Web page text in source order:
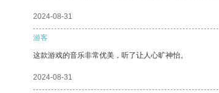
2024-08-31
游客
这款游戏的音乐非常优美，听了让人心旷神怡。
2024-08-31